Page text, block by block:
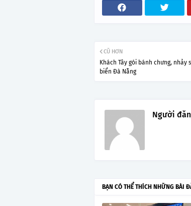
CŨ HƠN
Khách Tây gói bánh chưng, nhảy
biển Đà Nẵng
Người
BẠN CÓ THỂ THÍCH NHỮNG BÀI